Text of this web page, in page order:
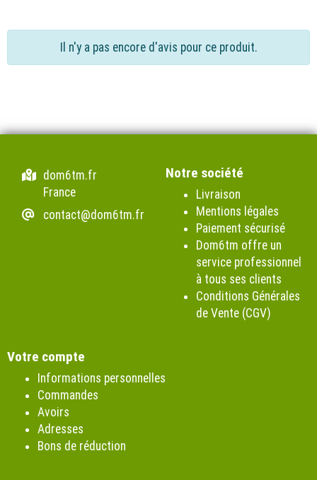
Il n'y a pas encore d'avis pour ce produit.
dom6tm.fr
France
contact@dom6tm.fr
Notre société
Livraison
Mentions légales
Paiement sécurisé
Dom6tm offre un
service professionnel
à tous ses clients
Conditions Générales
de Vente (CGV)
Votre compte
Informations personnelles
Commandes
Avoirs
Adresses
Bons de réduction